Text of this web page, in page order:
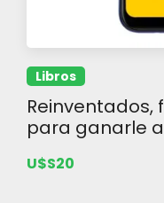
Libros
Reinventados,
para ganarle
U$S20